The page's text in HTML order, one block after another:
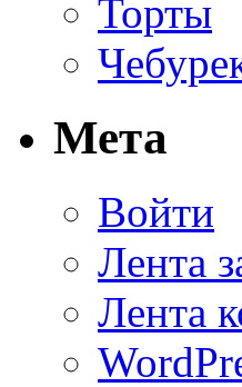
Торты
Мета
Войти
Лента
Лента